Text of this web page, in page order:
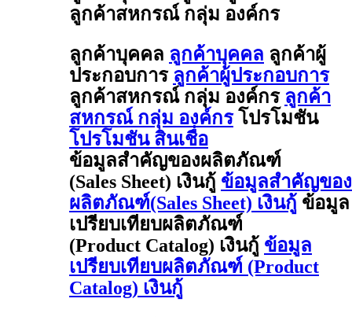
ลูกค้าสหกรณ์ กลุ่ม องค์กร
ลูกค้าบุคคล ลูกค้าบุคคล ลูกค้าผู้
ประกอบการ ลูกค้าผู้ประกอบการ
ลูกค้าสหกรณ์ กลุ่ม องค์กร ลูกค้า
สหกรณ์ กลุ่ม องค์กร โปรโมชัน
โปรโมชัน สินเชื่อ
ข้อมูลสำคัญของผลิตภัณฑ์
(Sales Sheet) เงินกู้ ข้อมูลสำคัญของ
ผลิตภัณฑ์(Sales Sheet) เงินกู้ ข้อมูล
เปรียบเทียบผลิตภัณฑ์
(Product Catalog) เงินกู้ ข้อมูล
เปรียบเทียบผลิตภัณฑ์ (Product
Catalog) เงินกู้